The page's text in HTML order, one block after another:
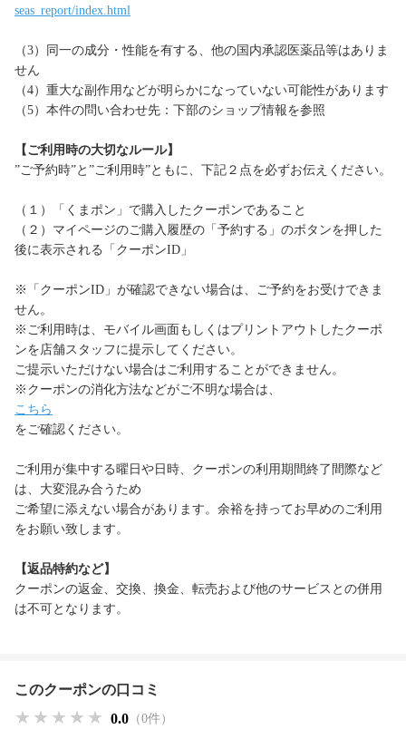
seas_report/index.html
（3）同一の成分・性能を有する、他の国内承認医薬品等はありま
せん
（4）重大な副作用などが明らかになっていない可能性があります
（5）本件の問い合わせ先：下部のショップ情報を参照
【ご利用時の大切なルール】
”ご予約時”と”ご利用時”ともに、下記２点を必ずお伝えください。
（１）「くまポン」で購入したクーポンであること
（２）マイページのご購入履歴の「予約する」のボタンを押した
後に表示される「クーポンID」
※「クーポンID」が確認できない場合は、ご予約をお受けできま
せん。
※ご利用時は、モバイル画面もしくはプリントアウトしたクーポ
ンを店舗スタッフに提示してください。
ご提示いただけない場合はご利用することができません。
※クーポンの消化方法などがご不明な場合は、
こちら
をご確認ください。
ご利用が集中する曜日や日時、クーポンの利用期間終了間際など
は、大変混み合うため
ご希望に添えない場合があります。余裕を持ってお早めのご利用
をお願い致します。
【返品特約など】
クーポンの返金、交換、換金、転売および他のサービスとの併用
は不可となります。
このクーポンの口コミ
★★★★★
★★★★★
★★★★★ 0.0 （0件）